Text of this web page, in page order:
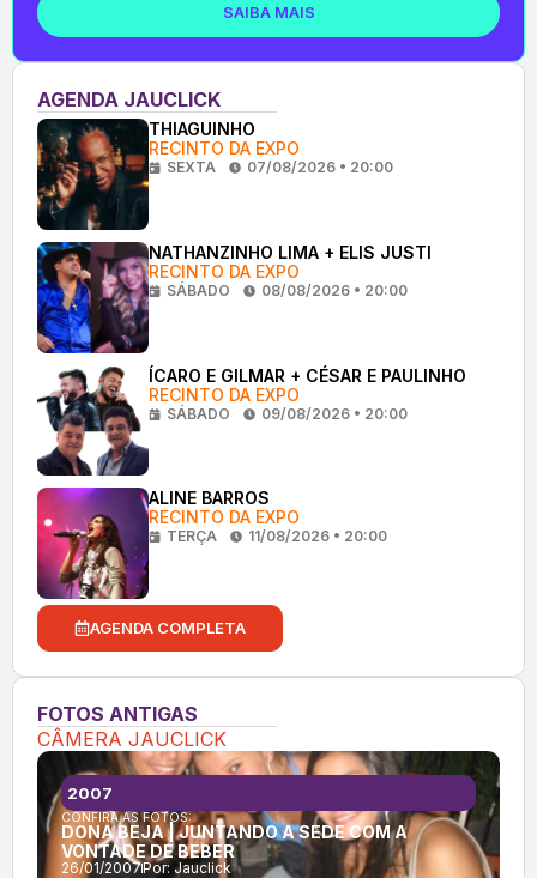
SAIBA MAIS
AGENDA JAUCLICK
THIAGUINHO
RECINTO DA EXPO
SEXTA 07/08/2026 • 20:00
NATHANZINHO LIMA + ELIS JUSTI
RECINTO DA EXPO
SÁBADO 08/08/2026 • 20:00
ÍCARO E GILMAR + CÉSAR E PAULINHO
RECINTO DA EXPO
SÁBADO 09/08/2026 • 20:00
ALINE BARROS
RECINTO DA EXPO
TERÇA 11/08/2026 • 20:00
AGENDA COMPLETA
FOTOS ANTIGAS
CÂMERA JAUCLICK
CONFIRA AS FOTOS:
DONA BEJA | JUNTANDO A SEDE COM A
VONTADE DE BEBER
26/01/2007Por: Jauclick
2007